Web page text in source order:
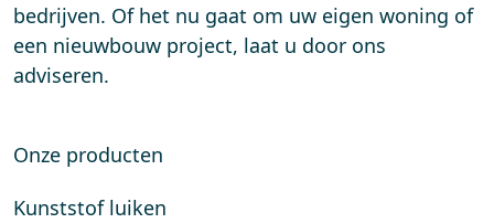
bedrijven. Of het nu gaat om uw eigen woning of
een nieuwbouw project, laat u door ons
adviseren.
Onze producten
Kunststof luiken